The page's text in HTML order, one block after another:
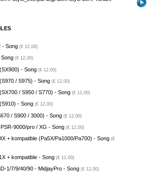
- Song (€ 12,00)
(€ 12,00)
- Song (€ 12,00)
/ S975) - Song (€ 12,00)
/ S950 / S770) - Song (€ 12,00)
- Song (€ 12,00)
/ S900 / 3000) - Song (€ 12,00)
9000/pro / XG - Song (€ 12,00)
+ kompatible (Pa5X/Pa1000/Pa700) - Song (€
+ kompatible - Song (€ 12,00)
1/7/9/40/90 - MidjayPro - Song (€ 12,00)